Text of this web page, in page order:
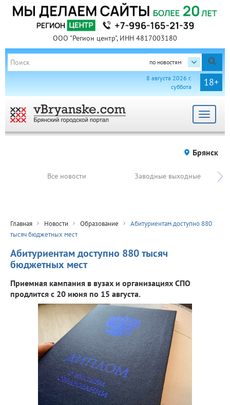
ООО "Регион центр", ИНН 4817003180
по новостям
18+
8 августа 2026 г.
суббота
Toggle
Брянск
Все новости Заводные выходные
Главная Новости Образование
Абитуриентам доступно 880
тысяч бюджетных мест
Абитуриентам доступно 880 тысяч
бюджетных мест
Приемная кампания в вузах и организациях СПО
продлится с 20 июня по 15 августа.